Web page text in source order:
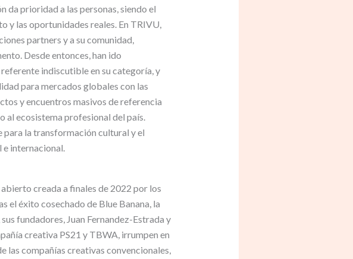
da prioridad a las personas, siendo el
y las oportunidades reales. En TRIVU,
partners y a su comunidad,
Desde entonces, han ido
indiscutible en su categoría, y
para mercados globales con las
y encuentros masivos de referencia
al ecosistema profesional del país.
la transformación cultural y el
e internacional.
creada a finales de 2022 por los
el éxito cosechado de Blue Banana, la
fundadores, Juan Fernandez-Estrada y
creativa PS21 y TBWA, irrumpen en
las compañías creativas convencionales,